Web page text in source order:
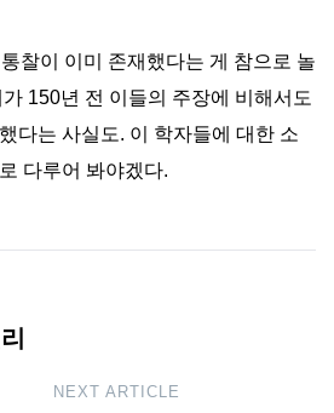
찰이 이미 존재했다는 게 참으로 놀
150년 전 이들의 주장에 비해서도
다는 사실도. 이 학자들에 대한 소
다루어 봐야겠다.
NEXT ARTICLE